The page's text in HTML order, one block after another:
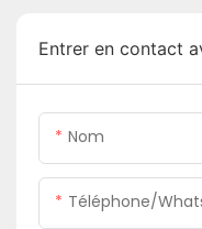
Entrer en contact
Nom
Téléphone/